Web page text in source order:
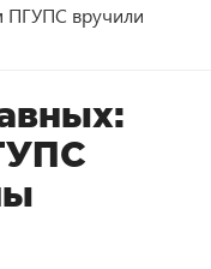
ПГУПС вручили